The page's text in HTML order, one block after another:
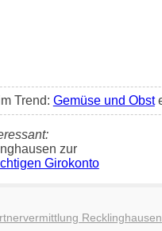
Trend: Gemüse und Obst
zur
Girokonto
Recklinghausen